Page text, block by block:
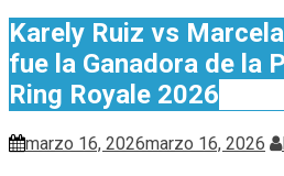
Karely Ruiz vs
fue la Ganadora de la
Ring Royale 2026
marzo 16, 2026marzo 16, 2026